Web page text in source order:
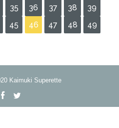
35 36 37 38
39
45 46 47 48
49
Kaimuki Superette